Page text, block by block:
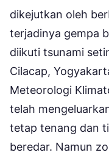
dikejutkan oleh
terjadinya gempa
diikuti tsunami
Cilacap,
Meteorologi
telah
tetap tenang dan
beredar. Namun